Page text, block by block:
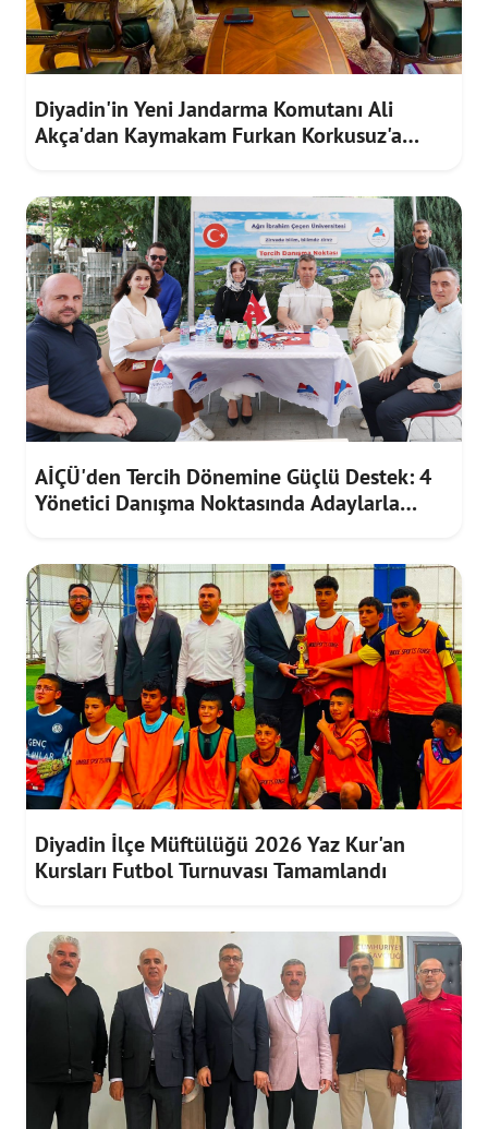
Diyadin'in Yeni Jandarma Komutanı Ali
Akça'dan Kaymakam Furkan Korkusuz'a
AİÇÜ'den Tercih Dönemine Güçlü Destek: 4
Yönetici Danışma Noktasında Adaylarla
Diyadin İlçe Müftülüğü 2026 Yaz Kur'an
Kursları Futbol Turnuvası Tamamlandı